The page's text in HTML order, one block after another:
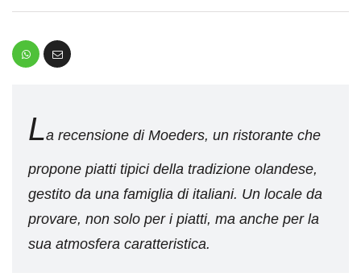
La recensione di Moeders, un ristorante che
propone piatti tipici della tradizione olandese,
gestito da una famiglia di italiani. Un locale da
provare, non solo per i piatti, ma anche per la
sua atmosfera caratteristica.